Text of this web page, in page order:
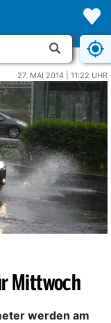
27. MAI 2014 | 11:22 UHR
Mittwoch
werden am